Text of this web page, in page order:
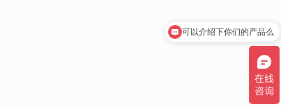
可以介绍下你们的产品么